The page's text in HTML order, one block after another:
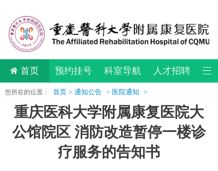
首页 预约挂号 科室导航 人才招聘
您所在的位置： 首页 > 通知公告 > 医院通知 >
重庆医科大学附属康复医院大
公馆院区 消防改造暂停一楼诊
疗服务的告知书